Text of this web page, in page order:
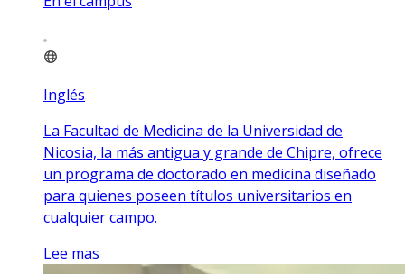
Inglés
La Facultad de Medicina de la Universidad de
Nicosia, la más antigua y grande de Chipre, ofrece
un programa de doctorado en medicina diseñado
para quienes poseen títulos universitarios en
cualquier campo.
Lee mas